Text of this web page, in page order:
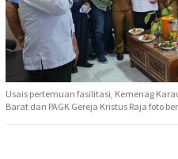
Usais pertemuan fasilitasi, Kemenag
Barat dan PAGK Gereja Kristus Raja foto